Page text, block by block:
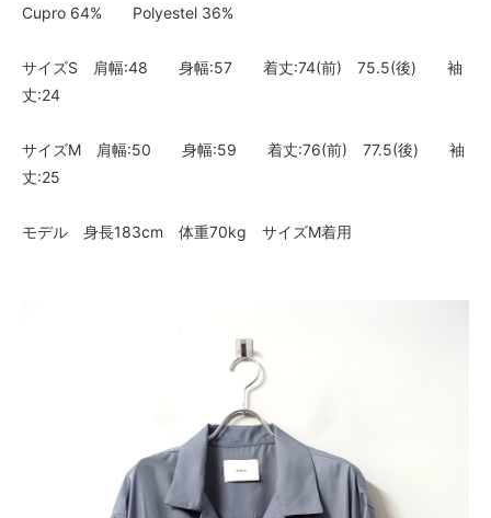
Cupro 64% Polyestel 36%
サイズS 肩幅:48 身幅:57 着丈:74(前) 75.5(後) 袖
丈:24
サイズM 肩幅:50 身幅:59 着丈:76(前) 77.5(後) 袖
丈:25
モデル 身長183cm 体重70kg サイズM着用